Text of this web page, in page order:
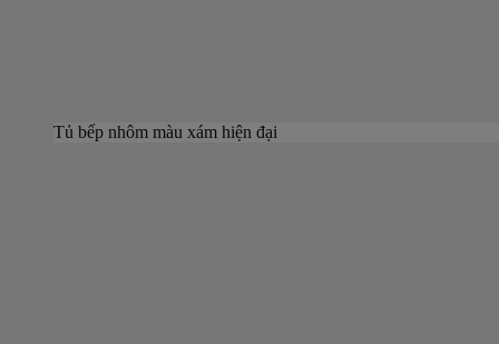
Tủ bếp nhôm màu xám hiện đại